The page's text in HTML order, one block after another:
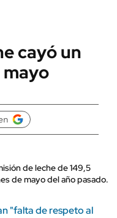
cayó un
mayo
de leche de 149,5
de mayo del año pasado.
"falta de respeto al